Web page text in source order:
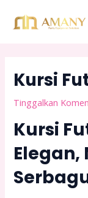
Kursi
Tinggalkan
Kursi
navigation